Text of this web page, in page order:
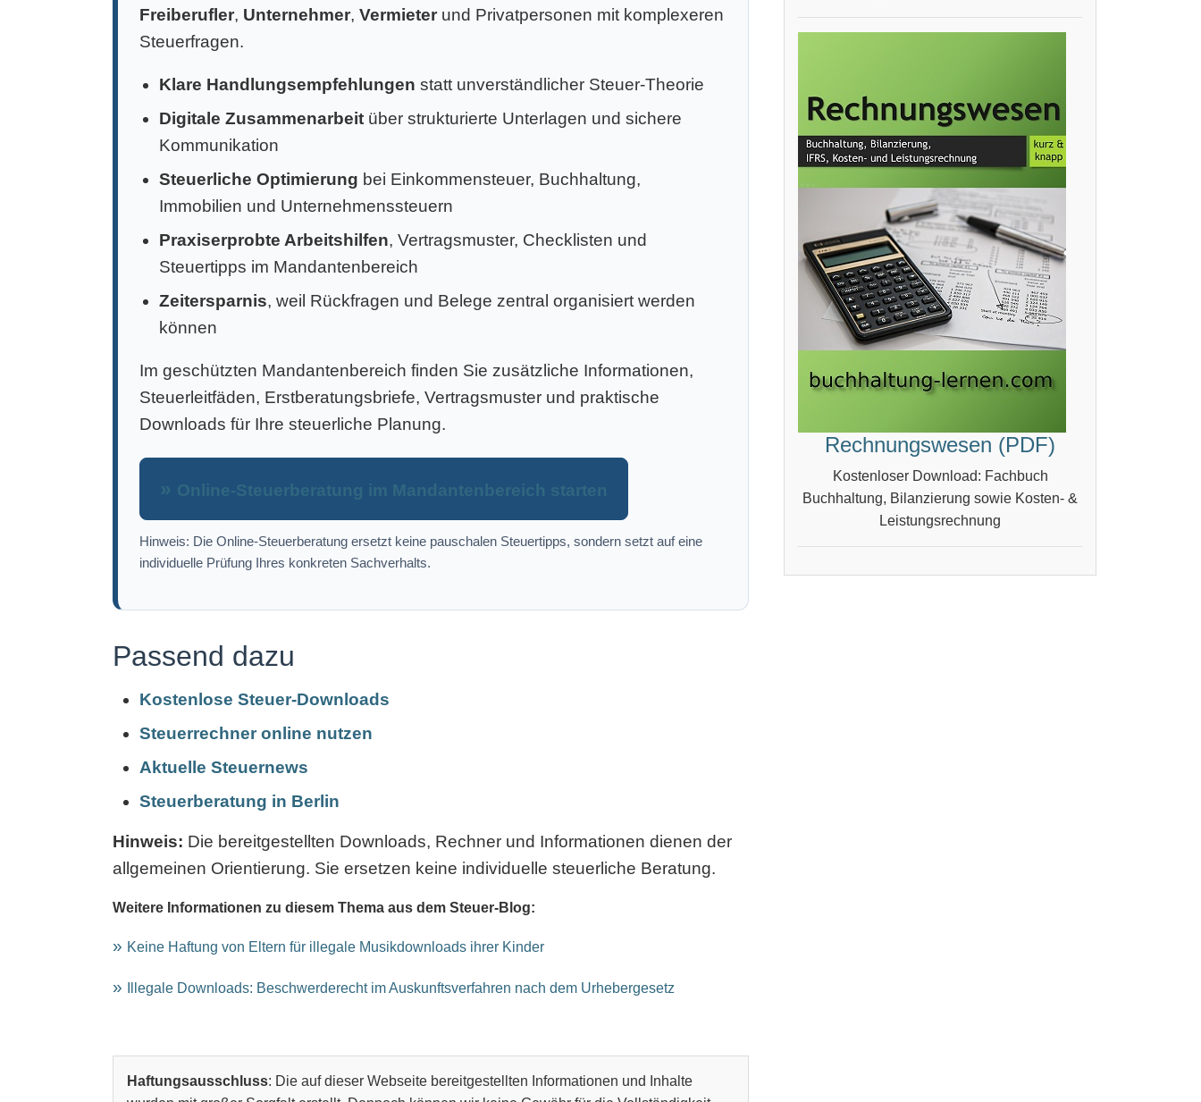
Freiberufler, Unternehmer, Vermieter und Privatpersonen mit komplexeren
Steuerfragen.
Klare Handlungsempfehlungen statt unverständlicher Steuer-Theorie
Digitale Zusammenarbeit über strukturierte Unterlagen und sichere
Kommunikation
Steuerliche Optimierung bei Einkommensteuer, Buchhaltung,
Immobilien und Unternehmenssteuern
Praxiserprobte Arbeitshilfen, Vertragsmuster, Checklisten und
Steuertipps im Mandantenbereich
Zeitersparnis, weil Rückfragen und Belege zentral organisiert werden
können
Im geschützten Mandantenbereich finden Sie zusätzliche Informationen,
Steuerleitfäden, Erstberatungsbriefe, Vertragsmuster und praktische
Downloads für Ihre steuerliche Planung.
Online-Steuerberatung im Mandantenbereich starten
Hinweis: Die Online-Steuerberatung ersetzt keine pauschalen Steuertipps, sondern setzt auf eine
individuelle Prüfung Ihres konkreten Sachverhalts.
Passend dazu
Kostenlose Steuer-Downloads
Steuerrechner online nutzen
Aktuelle Steuernews
Steuerberatung in Berlin
Hinweis: Die bereitgestellten Downloads, Rechner und Informationen dienen der
allgemeinen Orientierung. Sie ersetzen keine individuelle steuerliche Beratung.
Weitere Informationen zu diesem Thema aus dem Steuer-Blog:
Keine Haftung von Eltern für illegale Musikdownloads ihrer Kinder
Illegale Downloads: Beschwerderecht im Auskunftsverfahren nach dem Urhebergesetz
Haftungsausschluss: Die auf dieser Webseite bereitgestellten Informationen und Inhalte
Rechnungswesen (PDF)
Kostenloser Download: Fachbuch
Buchhaltung, Bilanzierung sowie Kosten- &
Leistungsrechnung